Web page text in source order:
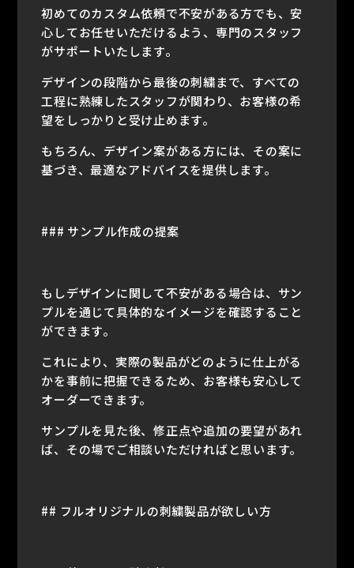
初めてのカスタム依頼で不安がある方でも、安
心してお任せいただけるよう、専門のスタッフ
がサポートいたします。
デザインの段階から最後の刺繍まで、すべての
工程に熟練したスタッフが関わり、お客様の希
望をしっかりと受け止めます。
もちろん、デザイン案がある方には、その案に
基づき、最適なアドバイスを提供します。
### サンプル作成の提案
もしデザインに関して不安がある場合は、サン
プルを通じて具体的なイメージを確認すること
ができます。
これにより、実際の製品がどのように仕上がる
かを事前に把握できるため、お客様も安心して
オーダーできます。
サンプルを見た後、修正点や追加の要望があれ
ば、その場でご相談いただければと思います。
## フルオリジナルの刺繍製品が欲しい方